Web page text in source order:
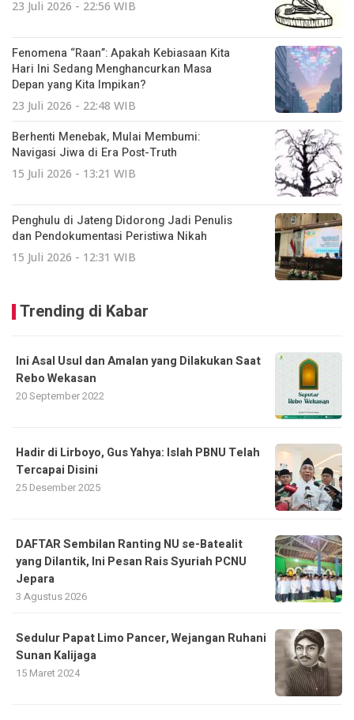
23 Juli 2026 - 22:56 WIB
Fenomena “Raan”: Apakah Kebiasaan Kita
Hari Ini Sedang Menghancurkan Masa
Depan yang Kita Impikan?
23 Juli 2026 - 22:48 WIB
Berhenti Menebak, Mulai Membumi:
Navigasi Jiwa di Era Post-Truth
15 Juli 2026 - 13:21 WIB
Penghulu di Jateng Didorong Jadi Penulis
dan Pendokumentasi Peristiwa Nikah
15 Juli 2026 - 12:31 WIB
Trending di Kabar
Ini Asal Usul dan Amalan yang Dilakukan Saat
Rebo Wekasan
20 September 2022
Hadir di Lirboyo, Gus Yahya: Islah PBNU Telah
Tercapai Disini
25 Desember 2025
DAFTAR Sembilan Ranting NU se-Batealit
yang Dilantik, Ini Pesan Rais Syuriah PCNU
Jepara
3 Agustus 2026
Sedulur Papat Limo Pancer, Wejangan Ruhani
Sunan Kalijaga
15 Maret 2024